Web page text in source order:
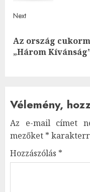
Next
Next
post:
Az ország
„Három
Vélemény,
Az e-mail címet
mezőket *
Hozzászólás *